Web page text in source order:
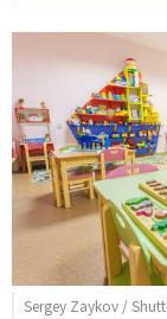
Sergey Zaykov /